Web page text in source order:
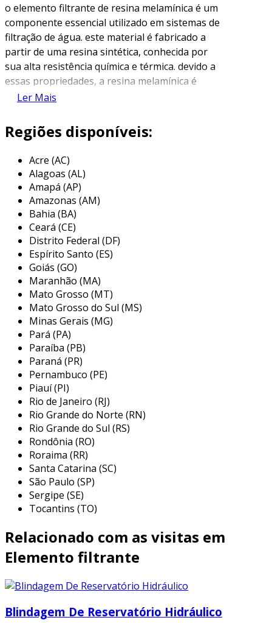
o elemento filtrante de resina melamínica é um
componente essencial utilizado em sistemas de
filtração de água. este material é fabricado a
partir de uma resina sintética, conhecida por
sua alta resistência química e térmica. devido a
essas propriedades, a resina melamínica é
amplamente aplicada em unidades de
processos de purificação e desmineralização.
adsorção eficaz, retendo impurezas e
contaminantes que podem estar presentes na
água. além de sua eficiência na remoção de
sólidos suspensos e partículas finas, esses
elementos também têm a capacidade de
eliminar substâncias indesejadas, como cloro,
metais pesados e outros poluentes. isso
resulta em água mais limpa e segura para
consumo e aplicações industriais.
principais aplicações do elemento
filtrante de resina melamínica
os elementos filtrantes de resina melamínica
são versáteis e têm diversas aplicações em
diferentes setores. seu uso é predominante em
sistemas de tratamento de água, mas também
se estende a outras áreas, devido à sua
eficiência e confiabilidade. entre as principais
aplicações, destacam-se:
tratamento de água potável:
em estações de tratamento de água para
garantir a remoção de contaminantes e
melhorar a qualidade da água para
consumo humano.
processos industriais:aplicado em
indústrias que requerem água de alta
pureza, como farmacêutica, eletrônica e
pode comprometer a qualidade do
produto final.
Ler Mais
Regiões disponíveis:
Acre (AC)
Alagoas (AL)
Amapá (AP)
Amazonas (AM)
Bahia (BA)
Ceará (CE)
Distrito Federal (DF)
Espírito Santo (ES)
Goiás (GO)
Maranhão (MA)
Mato Grosso (MT)
Mato Grosso do Sul (MS)
Minas Gerais (MG)
Pará (PA)
Paraíba (PB)
Paraná (PR)
Pernambuco (PE)
Piauí (PI)
Rio de Janeiro (RJ)
Rio Grande do Norte (RN)
Rio Grande do Sul (RS)
Rondônia (RO)
Roraima (RR)
Santa Catarina (SC)
São Paulo (SP)
Sergipe (SE)
Tocantins (TO)
Relacionado com as visitas em
Elemento filtrante
Blindagem De Reservatório Hidráulico